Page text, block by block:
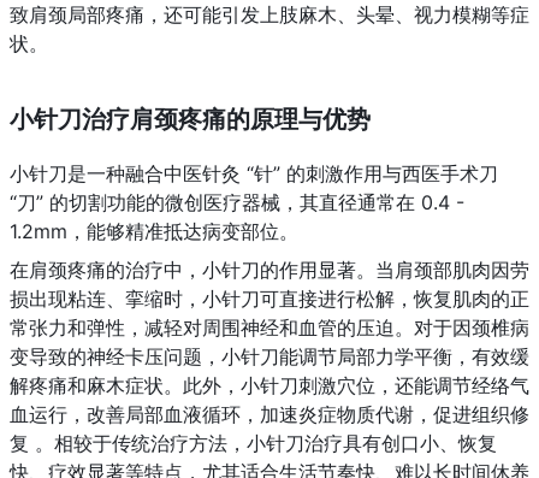
致肩颈局部疼痛，还可能引发上肢麻木、头晕、视力模糊等症
状。
小针刀治疗肩颈疼痛的原理与优势
小针刀是一种融合中医针灸 “针” 的刺激作用与西医手术刀
“刀” 的切割功能的微创医疗器械，其直径通常在 0.4 -
1.2mm，能够精准抵达病变部位。
在肩颈疼痛的治疗中，小针刀的作用显著。当肩颈部肌肉因劳
损出现粘连、挛缩时，小针刀可直接进行松解，恢复肌肉的正
常张力和弹性，减轻对周围神经和血管的压迫。对于因颈椎病
变导致的神经卡压问题，小针刀能调节局部力学平衡，有效缓
解疼痛和麻木症状。此外，小针刀刺激穴位，还能调节经络气
血运行，改善局部血液循环，加速炎症物质代谢，促进组织修
复 。相较于传统治疗方法，小针刀治疗具有创口小、恢复
快、疗效显著等特点，尤其适合生活节奏快、难以长时间休养